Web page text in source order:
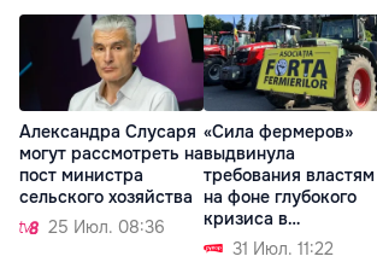
Александра Слусаря
могут рассмотреть на
пост министра
сельского хозяйства
25 Июл. 08:36
«Сила фермеров»
выдвинула
требования властям
на фоне глубокого
кризиса в
агросекторе
31 Июл. 11:22